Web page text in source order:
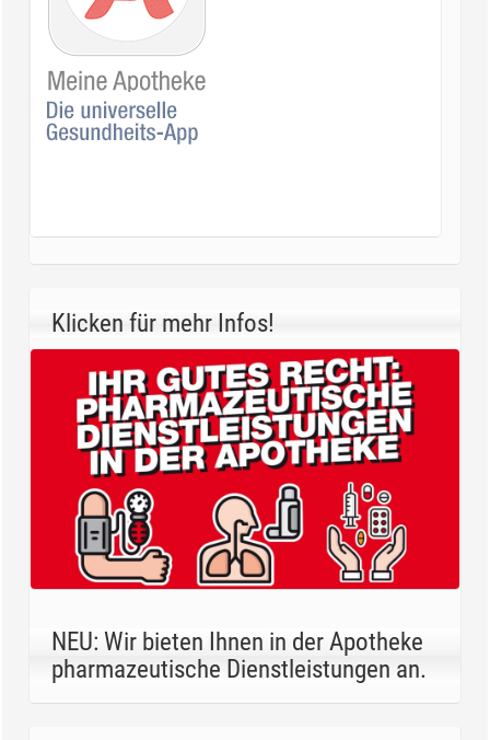
Klicken für mehr Infos!
NEU: Wir bieten Ihnen in der Apotheke
pharmazeutische Dienstleistungen an.